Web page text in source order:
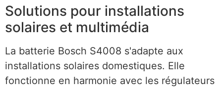
Solutions pour installations
solaires et multimédia
La batterie Bosch S4008 s'adapte aux
installations solaires domestiques. Elle
fonctionne en harmonie avec les régulateurs